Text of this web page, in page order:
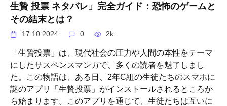
生贄 投票 ネタバレ」完全ガイド：恐怖のゲームと
その結末とは？
17.10.2024 0 2k.
「生贄投票」は、現代社会の圧力や人間の本性をテーマ
にしたサスペンスマンガで、多くの読者を魅了しまし
た。この物語は、ある日、2年C組の生徒たちのスマホに
謎のアプリ「生贄投票」がインストールされるところか
ら始まります。このアプリを通じて、生徒たちは互いに